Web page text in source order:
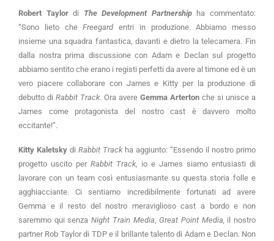
Robert Taylordi The Development Partnership ha commentato:
“Sono lieto cheFreegard entri in produzione. Abbiamo messo
insieme una squadra fantastica, davanti e dietro la telecamera. Fin
dalla nostra prima discussione con Adam e Declan sul progetto
abbiamo sentito che erano i registi perfetti da avere al timone ed è un
vero piacere collaborare con James e Kitty per la produzione di
debutto di Rabbit Track. Ora avere Gemma Arterton che si unisce a
James come protagonista del nostro cast è davvero molto
eccitante!”.
Kitty Kaletsky di Rabbit Trackha aggiunto: “Essendo il nostro primo
progetto uscito per Rabbit Track, io e James siamo entusiasti di
lavorare con un team così entusiasmante su questa storia folle e
agghiacciante. Ci sentiamo incredibilmente fortunati ad avere
Gemma e il resto del nostro meraviglioso cast a bordo e non
saremmo qui senzaNight Train Media Great Point Media, il nostro
partner Rob Taylor di TDP e il brillante talento di Adam e Declan. Non